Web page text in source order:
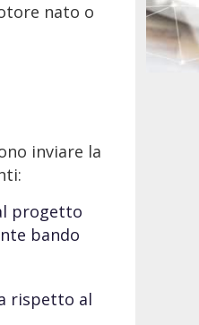
nato o
inviare la
progetto
bando
rispetto al